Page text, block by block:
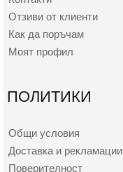
Отзиви от клиенти
Как да поръчам
Моят профил
ПОЛИТИКИ
Общи условия
Доставка и рекламации
Поверителност